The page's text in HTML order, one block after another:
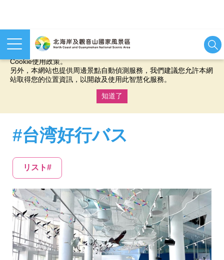
本網站使用cookies等相關技術以持續優化網站服務，並有助於為
您提供更佳的體驗，當您繼續使用本網站即表示您同意我們的
Cookie使用政策。
另外，本網站也提供周邊景點自動偵測服務，我們建議您允許本網
站取得您的位置資訊，以開啟及使用此智慧化服務。
知道了
#台湾好行バス
リスト#